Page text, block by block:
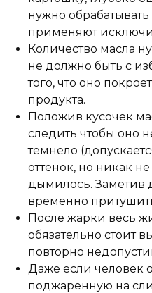
нужно
применяют
Количество масла
не должно быть с
того, что оно
продукта.
Положив кусочек
следить чтобы оно
темнело
оттенок, но никак
дымилось. Заметив
временно
После жарки весь
обязательно стоит
повторно
Даже если человек
поджаренную на